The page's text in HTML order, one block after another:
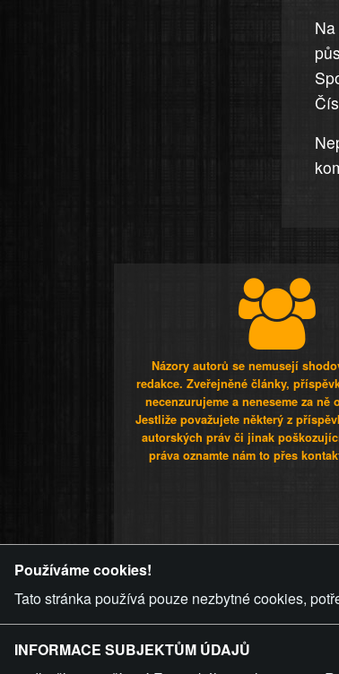
Názory autorů se nemusejí
redakce. Zveřejněné články,
necenzurujeme a neneseme za ně
Jestliže považujete některý z
autorských práv či jinak
práva oznamte nám to přes
Používáme cookies!
Tato stránka používá pouze nezbytné cookies,
INFORMACE SUBJEKTŮM ÚDAJŮ